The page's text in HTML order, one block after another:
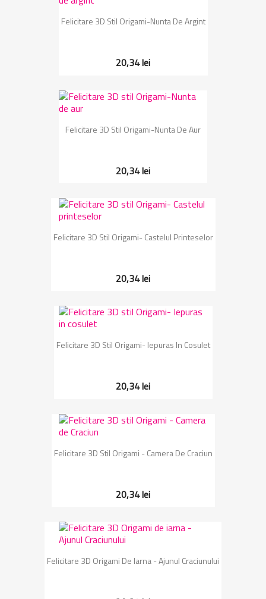
Felicitare 3D Stil Origami-Nunta De Argint
20,34 lei
Felicitare 3D Stil Origami-Nunta De Aur
20,34 lei
Felicitare 3D Stil Origami- Castelul Printeselor
20,34 lei
Felicitare 3D Stil Origami- Iepuras In Cosulet
20,34 lei
Felicitare 3D Stil Origami - Camera De Craciun
20,34 lei
Felicitare 3D Origami De Iarna - Ajunul Craciunului